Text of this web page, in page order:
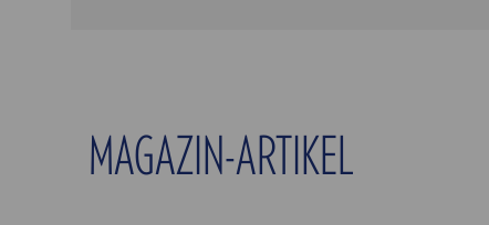
MAGAZIN-ARTIKEL